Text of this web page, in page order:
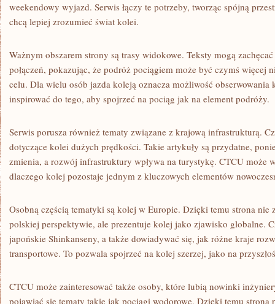
weekendowy wyjazd. Serwis łączy te potrzeby, tworząc spójną
chcą lepiej zrozumieć świat kolei.
Ważnym obszarem strony są trasy widokowe. Teksty mogą
połączeń, pokazując, że podróż pociągiem może być czymś więcej
celu. Dla wielu osób jazda koleją oznacza możliwość obserwowania
inspirować do tego, aby spojrzeć na pociąg jak na element podróży.
Serwis porusza również tematy związane z krajową infrastrukturą.
dotyczące kolei dużych prędkości. Takie artykuły są przydatne,
zmienia, a rozwój infrastruktury wpływa na turystykę. CTCU może
dlaczego kolej pozostaje jednym z kluczowych elementów
Osobną częścią tematyki są kolej w Europie. Dzięki temu strona nie
polskiej perspektywie, ale prezentuje kolej jako zjawisko globalne.
japońskie Shinkanseny, a także dowiadywać się, jak różne kraje
transportowe. To pozwala spojrzeć na kolej szerzej, jako na
CTCU może zainteresować także osoby, które lubią nowinki
pojawiać się tematy takie jak pociągi wodorowe. Dzięki temu strona